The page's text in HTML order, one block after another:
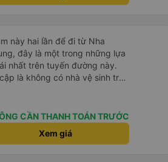
này hai lần để đi từ Nha
đây là một trong những lựa
nhất trên tuyến đường này.
là không có nhà vệ sinh trên
trên một hành trình dài
Chuyến đi gần đây nhất của tôi
bị chậm khoảng một tiếng,
cho tôi, nên tôi không
CẦN THANH TOÁN TRƯỚC
Xem giá